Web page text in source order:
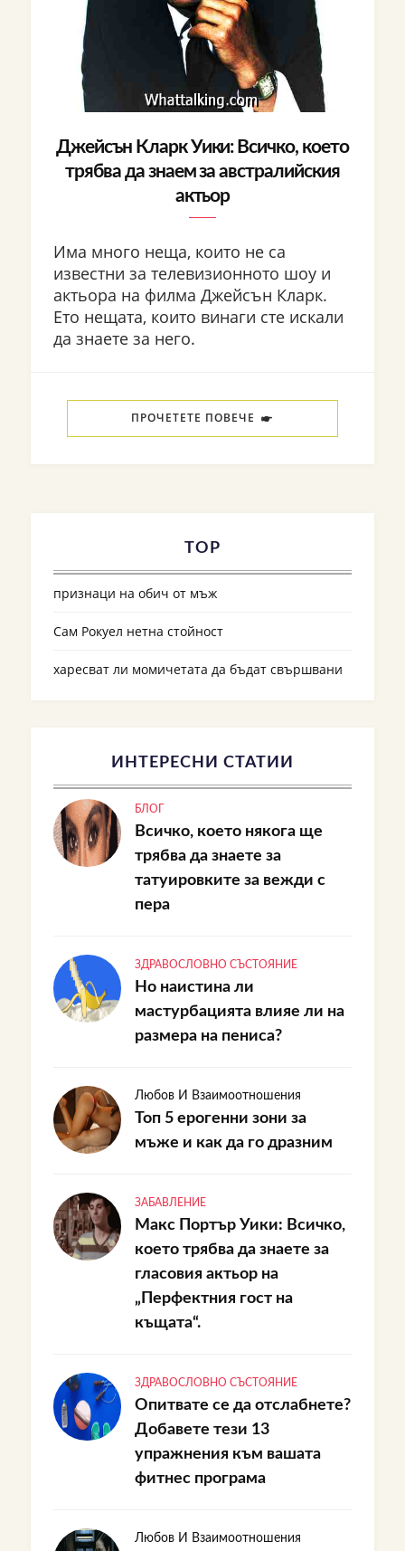
Джейсън Кларк Уики: Всичко, което
трябва да знаем за австралийския
актьор
Има много неща, които не са
известни за телевизионното шоу и
актьора на филма Джейсън Кларк.
Ето нещата, които винаги сте искали
да знаете за него.
ПРОЧЕТЕТЕ ПОВЕЧЕ
TOP
признаци на обич от мъж
Сам Рокуел нетна стойност
харесват ли момичетата да бъдат свършвани
ИНТЕРЕСНИ СТАТИИ
БЛОГ
Всичко, което някога ще
трябва да знаете за
татуировките за вежди с
пера
ЗДРАВОСЛОВНО СЪСТОЯНИЕ
Но наистина ли
мастурбацията влияе ли на
размера на пениса?
Любов И Взаимоотношения
Топ 5 ерогенни зони за
мъже и как да го дразним
ЗАБАВЛЕНИЕ
Макс Портър Уики: Всичко,
което трябва да знаете за
гласовия актьор на
„Перфектния гост на
къщата“.
ЗДРАВОСЛОВНО СЪСТОЯНИЕ
Опитвате се да отслабнете?
Добавете тези 13
упражнения към вашата
фитнес програма
Любов И Взаимоотношения